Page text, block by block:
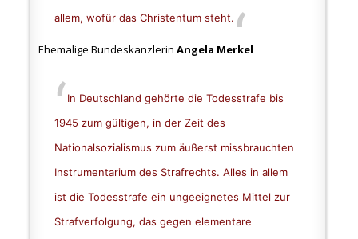
allem, wofür das Christentum steht.
Ehemalige Bundeskanzlerin Angela Merkel
In Deutschland gehörte die Todesstrafe bis
1945 zum gültigen, in der Zeit des
Nationalsozialismus zum äußerst missbrauchten
Instrumentarium des Strafrechts. Alles in allem
ist die Todesstrafe ein ungeeignetes Mittel zur
Strafverfolgung, das gegen elementare